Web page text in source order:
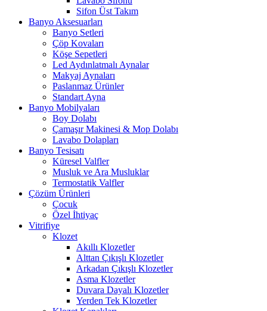
Sifon Üst Takım
Banyo Aksesuarları
Banyo Setleri
Çöp Kovaları
Köşe Sepetleri
Led Aydınlatmalı Aynalar
Makyaj Aynaları
Paslanmaz Ürünler
Standart Ayna
Banyo Mobilyaları
Boy Dolabı
Çamaşır Makinesi & Mop Dolabı
Lavabo Dolapları
Banyo Tesisatı
Küresel Valfler
Musluk ve Ara Musluklar
Termostatik Valfler
Çözüm Ürünleri
Çocuk
Özel İhtiyaç
Vitrifiye
Klozet
Akıllı Klozetler
Alttan Çıkışlı Klozetler
Arkadan Çıkışlı Klozetler
Asma Klozetler
Duvara Dayalı Klozetler
Yerden Tek Klozetler